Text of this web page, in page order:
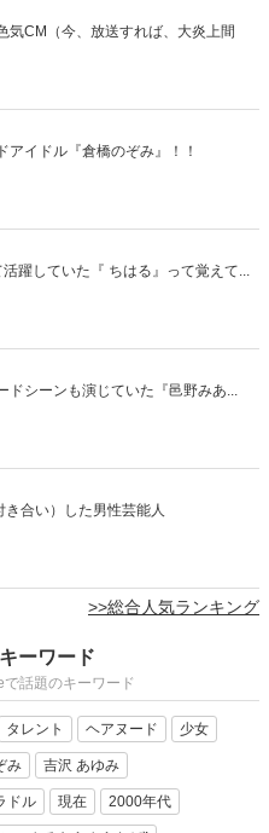
気CM（今、放送すれば、大炎上間
アイドル『倉橋のぞみ』！！
躍していた『 ちはる』って覚えて...
ドシーンも演じていた『邑野みあ...
合い）した男性芸能人
>>総合人気ランキング
ーワード
話題のキーワード
タレント ヘアヌード 少女
み 吉沢 あゆみ
ドル 現在 2000年代